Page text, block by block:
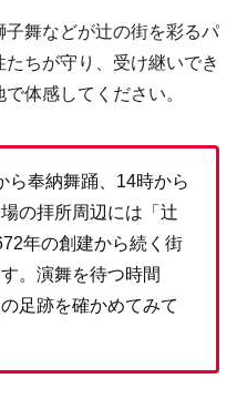
舞などが辻の街を彩るパ
ちが守り、受け継いでき
体感してください。
ら奉納舞踊、14時から
の拝所周辺には「辻
年の創建から続く街
。演舞を待つ時間
足跡を確かめてみて